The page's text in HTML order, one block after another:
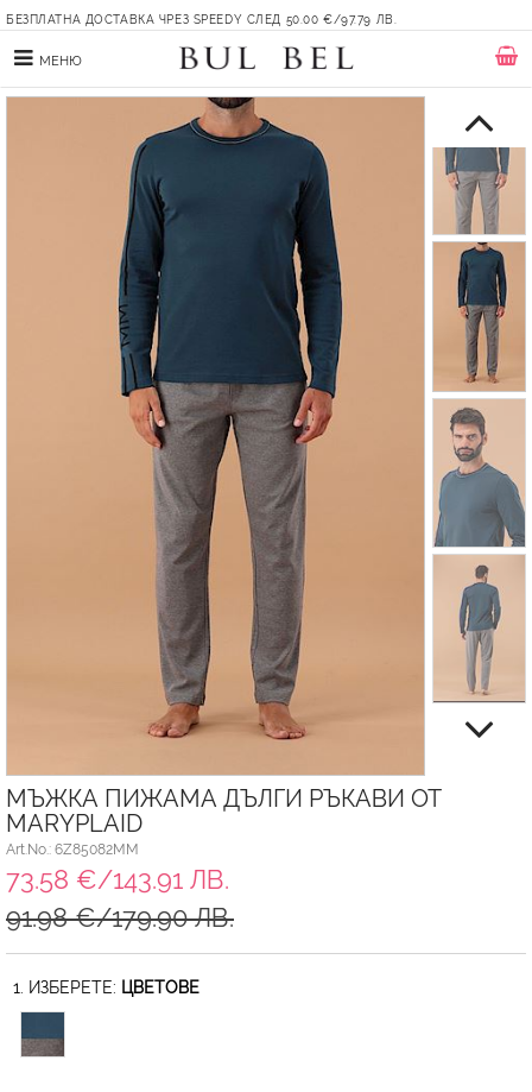
БЕЗПЛАТНА ДОСТАВКА ЧРЕЗ SPEEDY СЛЕД 50.00 €/97.79 ЛВ.
МЕНЮ
МЪЖКА ПИЖАМА ДЪЛГИ РЪКАВИ ОТ
MARYPLAID
Art.No.: 6Z85082MM
73.58 €/143.91 ЛВ.
91.98 €/179.90 ЛВ.
1. ИЗБЕРЕТЕ: ЦВЕТОВЕ